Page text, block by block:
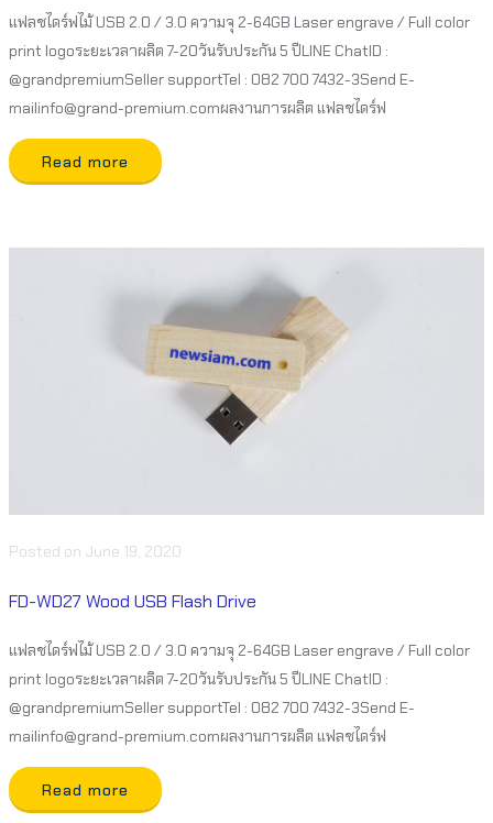
แฟลชไดร์ฟไม้ USB 2.0 / 3.0 ความจุ 2-64GB Laser engrave / Full color
print logoระยะเวลาผลิต 7-20วันรับประกัน 5 ปีLINE ChatID :
@grandpremiumSeller supportTel : 082 700 7432-3Send E-
mailinfo@grand-premium.comผลงานการผลิต แฟลชไดร์ฟ
Read more
Posted on June 19, 2020
FD-WD27 Wood USB Flash Drive
แฟลชไดร์ฟไม้ USB 2.0 / 3.0 ความจุ 2-64GB Laser engrave / Full color
print logoระยะเวลาผลิต 7-20วันรับประกัน 5 ปีLINE ChatID :
@grandpremiumSeller supportTel : 082 700 7432-3Send E-
mailinfo@grand-premium.comผลงานการผลิต แฟลชไดร์ฟ
Read more